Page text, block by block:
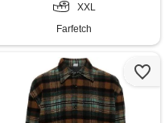
XXL
Farfetch